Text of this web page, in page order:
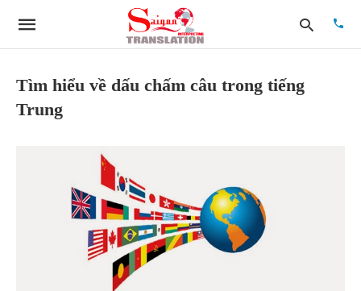
Tìm hiểu về dấu chấm câu trong tiếng
Trung